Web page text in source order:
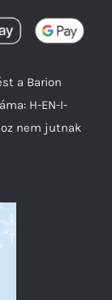
a Barion
H-EN-I-
nem jutnak